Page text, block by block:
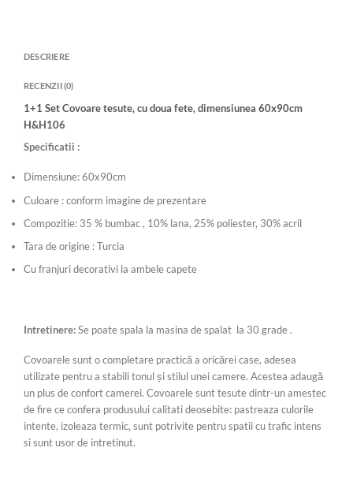
DESCRIERE
RECENZII (0)
1+1 Set Covoare tesute, cu doua fete, dimensiunea 60x90cm
H&H106
Specificatii :
Dimensiune: 60x90cm
Culoare : conform imagine de prezentare
Compozitie: 35 % bumbac , 10% lana, 25% poliester, 30% acril
Tara de origine : Turcia
Cu franjuri decorativi la ambele capete
Intretinere:Se poate spala la masina de spalat la 30 grade .
Covoarele sunt o completare practică a oricărei case, adesea
utilizate pentru a stabili tonul și stilul unei camere. Acestea adaugă
un plus de confort camerei. Covoarele sunt tesute dintr-un amestec
de fire ce confera produsului calitati deosebite: pastreaza culorile
intente, izoleaza termic, sunt potrivite pentru spatii cu trafic intens
si sunt usor de intretinut.